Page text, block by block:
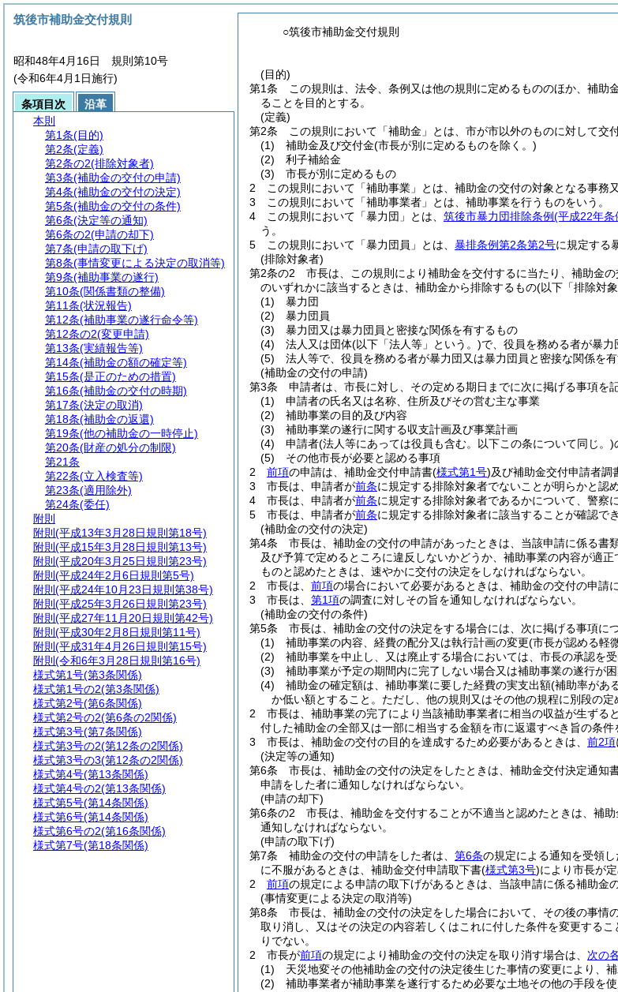
○筑後市補助金交付規則
(目的)
第1条
この規則は、法令、条例又は他の規則に定めるもののほか、補
ることを目的とする。
(定義)
第2条
この規則において「補助金」とは、市が市以外のものに対して交
(1)
補助金及び交付金(市長が別に定めるものを除く。)
(2)
利子補給金
(3)
市長が別に定めるもの
2
この規則において「補助事業」とは、補助金の交付の対象となる事務
3
この規則において「補助事業者」とは、補助事業を行うものをいう。
4
この規則において「暴力団」とは、 筑後市暴力団排除条例(平成22年条
う。
5
この規則において「暴力団員」とは、 暴排条例第2条第2号に規定する
(排除対象者)
第2条の2
市長は、この規則により補助金を交付するに当たり、補助金
のいずれかに該当するときは、補助金から排除するもの(以下「排除対
(1)
暴力団
(2)
暴力団員
(3)
暴力団又は暴力団員と密接な関係を有するもの
(4)
法人又は団体(以下「法人等」という。)で、役員を務める者が暴力
(5)
法人等で、役員を務める者が暴力団又は暴力団員と密接な関係を
(補助金の交付の申請)
第3条
申請者は、市長に対し、その定める期日までに次に掲げる事項を
(1)
申請者の氏名又は名称、住所及びその営む主な事業
(2)
補助事業の目的及び内容
(3)
補助事業の遂行に関する収支計画及び事業計画
(4)
申請者(法人等にあっては役員も含む。以下この条について同じ。)
(5)
その他市長が必要と認める事項
2
前項の申請は、補助金交付申請書(様式第1号)及び補助金交付申請者調
3
市長は、申請者が前条に規定する排除対象者でないことが明らかと認
4
市長は、申請者が前条に規定する排除対象者であるかについて、警察
5
市長は、申請者が前条に規定する排除対象者に該当することが確認で
(補助金の交付の決定)
第4条
市長は、補助金の交付の申請があったときは、当該申請に係る
及び予算で定めるところに違反しないかどうか、補助事業の内容が適
ものと認めたときは、速やかに交付の決定をしなければならない。
2
市長は、 前項の場合において必要があるときは、補助金の交付の申請
3
市長は、 第1項の調査に対しその旨を通知しなければならない。
(補助金の交付の条件)
第5条
市長は、補助金の交付の決定をする場合には、次に掲げる事項に
(1)
補助事業の内容、経費の配分又は執行計画の変更(市長が認める軽
(2)
補助事業を中止し、又は廃止する場合においては、市長の承認を受
(3)
補助事業が予定の期間内に完了しない場合又は補助事業の遂行が
(4)
補助金の確定額は、補助事業に要した経費の実支出額(補助率があ
か低い額とすること。 ただし、他の規則又はその他の規程に別段の定
2
市長は、補助事業の完了により当該補助事業者に相当の収益が生ず
付した補助金の全部又は一部に相当する金額を市に返還すべき旨の条件
3
市長は、補助金の交付の目的を達成するため必要があるときは、 前2項
(決定等の通知)
第6条
市長は、補助金の交付の決定をしたときは、補助金交付決定通知
申請をした者に通知しなければならない。
(申請の却下)
第6条の2
市長は、補助金を交付することが不適当と認めたときは、補
通知しなければならない。
(申請の取下げ)
第7条
補助金の交付の申請をした者は、 第6条の規定による通知を受領
に不服があるときは、補助金交付申請取下書(様式第3号)により市長が
2
前項の規定による申請の取下げがあるときは、当該申請に係る補助金
(事情変更による決定の取消等)
第8条
市長は、補助金の交付の決定をした場合において、その後の事
取り消し、又はその決定の内容若しくはこれに付した条件を変更するこ
りでない。
2
市長が前項の規定により補助金の交付の決定を取り消す場合は、 次の
(1)
天災地変その他補助金の交付の決定後生じた事情の変更により、
(2)
補助事業者が補助事業を遂行するため必要な土地その他の手段を
筑後市補助金交付規則
昭和48年4月16日 規則第10号
(令和6年4月1日施行)
条項目次
沿革
本則
第1条(目的)
第2条(定義)
第2条の2(排除対象者)
第3条(補助金の交付の申請)
第4条(補助金の交付の決定)
第5条(補助金の交付の条件)
第6条(決定等の通知)
第6条の2(申請の却下)
第7条(申請の取下げ)
第8条(事情変更による決定の取消等)
第9条(補助事業の遂行)
第10条(関係書類の整備)
第11条(状況報告)
第12条(補助事業の遂行命令等)
第12条の2(変更申請)
第13条(実績報告等)
第14条(補助金の額の確定等)
第15条(是正のための措置)
第16条(補助金の交付の時期)
第17条(決定の取消)
第18条(補助金の返還)
第19条(他の補助金の一時停止)
第20条(財産の処分の制限)
第21条
第22条(立入検査等)
第23条(適用除外)
第24条(委任)
附則
附則 (平成13年3月28日規則第18号)
附則 (平成15年3月28日規則第13号)
附則 (平成20年3月25日規則第23号)
附則 (平成24年2月6日規則第5号)
附則 (平成24年10月23日規則第38号)
附則 (平成25年3月26日規則第23号)
附則 (平成27年11月20日規則第42号)
附則 (平成30年2月8日規則第11号)
附則 (平成31年4月26日規則第15号)
附則 (令和6年3月28日規則第16号)
様式第1号(第3条関係)
様式第1号の2(第3条関係)
様式第2号(第6条関係)
様式第2号の2(第6条の2関係)
様式第3号(第7条関係)
様式第3号の2(第12条の2関係)
様式第3号の3(第12条の2関係)
様式第4号(第13条関係)
様式第4号の2(第13条関係)
様式第5号(第14条関係)
様式第6号(第14条関係)
様式第6号の2(第16条関係)
様式第7号(第18条関係)